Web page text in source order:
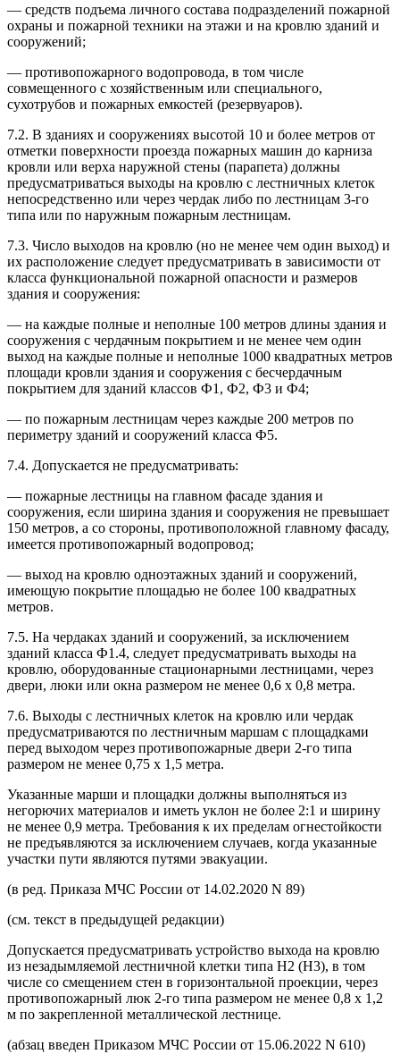
— средств подъема личного состава подразделений пожарной
охраны и пожарной техники на этажи и на кровлю зданий и
сооружений;
— противопожарного водопровода, в том числе
совмещенного с хозяйственным или специального,
сухотрубов и пожарных емкостей (резервуаров).
7.2. В зданиях и сооружениях высотой 10 и более метров от
отметки поверхности проезда пожарных машин до карниза
кровли или верха наружной стены (парапета) должны
предусматриваться выходы на кровлю с лестничных клеток
непосредственно или через чердак либо по лестницам 3-го
типа или по наружным пожарным лестницам.
7.3. Число выходов на кровлю (но не менее чем один выход) и
их расположение следует предусматривать в зависимости от
класса функциональной пожарной опасности и размеров
здания и сооружения:
— на каждые полные и неполные 100 метров длины здания и
сооружения с чердачным покрытием и не менее чем один
выход на каждые полные и неполные 1000 квадратных метров
площади кровли здания и сооружения с бесчердачным
покрытием для зданий классов Ф1, Ф2, Ф3 и Ф4;
— по пожарным лестницам через каждые 200 метров по
периметру зданий и сооружений класса Ф5.
7.4. Допускается не предусматривать:
— пожарные лестницы на главном фасаде здания и
сооружения, если ширина здания и сооружения не превышает
150 метров, а со стороны, противоположной главному фасаду,
имеется противопожарный водопровод;
— выход на кровлю одноэтажных зданий и сооружений,
имеющую покрытие площадью не более 100 квадратных
метров.
7.5. На чердаках зданий и сооружений, за исключением
зданий класса Ф1.4, следует предусматривать выходы на
кровлю, оборудованные стационарными лестницами, через
двери, люки или окна размером не менее 0,6 x 0,8 метра.
7.6. Выходы с лестничных клеток на кровлю или чердак
предусматриваются по лестничным маршам с площадками
перед выходом через противопожарные двери 2-го типа
размером не менее 0,75 x 1,5 метра.
Указанные марши и площадки должны выполняться из
негорючих материалов и иметь уклон не более 2:1 и ширину
не менее 0,9 метра. Требования к их пределам огнестойкости
не предъявляются за исключением случаев, когда указанные
участки пути являются путями эвакуации.
(в ред. Приказа МЧС России от 14.02.2020 N 89)
(см. текст в предыдущей редакции)
Допускается предусматривать устройство выхода на кровлю
из незадымляемой лестничной клетки типа Н2 (Н3), в том
числе со смещением стен в горизонтальной проекции, через
противопожарный люк 2-го типа размером не менее 0,8 x 1,2
м по закрепленной металлической лестнице.
(абзац введен Приказом МЧС России от 15.06.2022 N 610)